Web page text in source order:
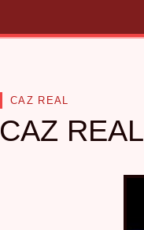
CAZ REAL
CAZ REAL